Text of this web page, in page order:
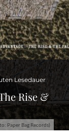
Paper Bag Records)
Lesedauer
Rise &